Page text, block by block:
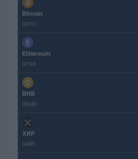
Bitcoin
(BTC)
Ethereum
(ETH)
BNB
(BNB)
XRP
(XRP)